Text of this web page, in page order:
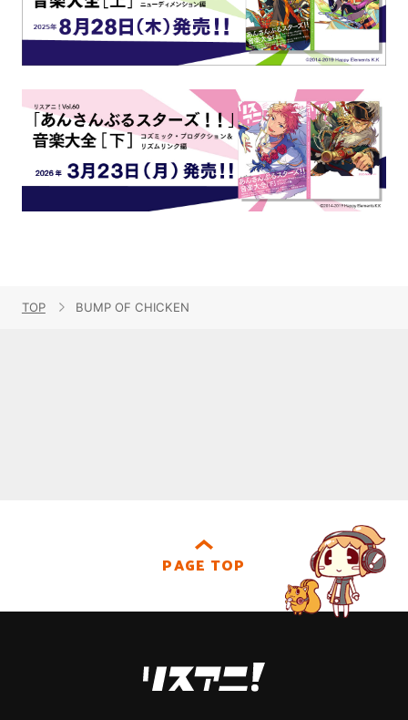
TOP BUMP OF CHICKEN
PAGE TOP